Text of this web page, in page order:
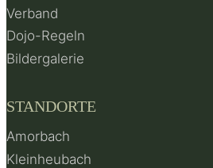
Verband
Dojo-Regeln
Bildergalerie
STANDORTE
Amorbach
Kleinheubach